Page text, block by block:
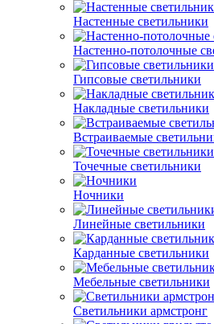
Настенные светильники
Настенно-потолочные
Гипсовые светильники
Накладные светильники
Встраиваемые
Точечные светильники
Ночники
Линейные светильники
Карданные светильники
Мебельные светильники
Светильники армстронг